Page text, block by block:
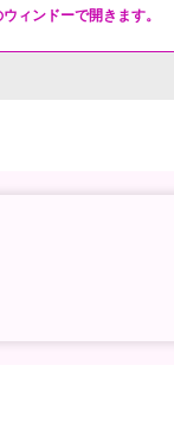
ィンドーで開きます。